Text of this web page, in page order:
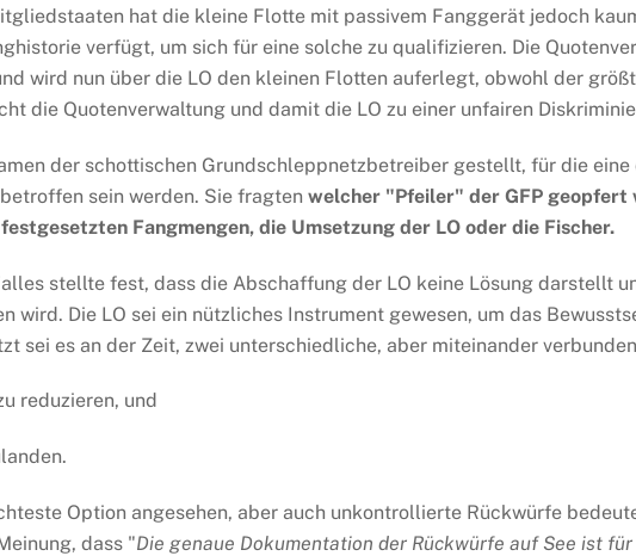
hat die kleine Flotte mit passivem Fanggerät jedoch
verfügt, um sich für eine solche zu qualifizieren. Die
wird nun über die LO den kleinen Flotten auferlegt, obwohl der
die Quotenverwaltung und damit die LO zu einer unfairen
der schottischen Grundschleppnetzbetreiber gestellt, für die
sein werden. Sie fragtenwelcher "Pfeiler" der GFP geopfert
Fangmengen, die Umsetzung der LO oder die Fischer.
stellte fest, dass die Abschaffung der LO keine Lösung darstellt
wird. Die LO sei ein nützliches Instrument gewesen, um das
sei es an der Zeit, zwei unterschiedliche, aber miteinander
reduzieren, und
Option angesehen, aber auch unkontrollierte Rückwürfe
dass "Die genaue Dokumentation der Rückwürfe auf See ist